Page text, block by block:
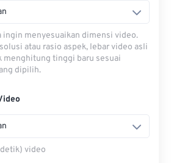
ingin menyesuaikan dimensi video.
atau rasio aspek, lebar video asli
menghitung tinggi baru sesuai
dipilih.
video